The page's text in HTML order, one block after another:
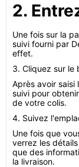
2.
Une fois sur la
suivi fourni par
effet.
3. Cliquez sur le
Après avoir saisi
suivi pour
de votre colis.
4. Suivez
Une fois que
verrez les
que des
la livraison.